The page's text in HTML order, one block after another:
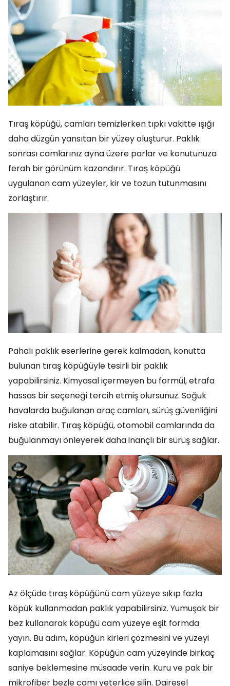
Tıraş köpüğü, camları temizlerken tıpkı vakitte ışığı
daha düzgün yansıtan bir yüzey oluşturur. Paklık
sonrası camlarınız ayna üzere parlar ve konutunuza
ferah bir görünüm kazandırır. Tıraş köpüğü
uygulanan cam yüzeyler, kir ve tozun tutunmasını
zorlaştırır.
Pahalı paklık eserlerine gerek kalmadan, konutta
bulunan tıraş köpüğüyle tesirli bir paklık
yapabilirsiniz. Kimyasal içermeyen bu formül, etrafa
hassas bir seçeneği tercih etmiş olursunuz. Soğuk
havalarda buğulanan araç camları, sürüş güvenliğini
riske atabilir. Tıraş köpüğü, otomobil camlarında da
buğulanmayı önleyerek daha inançlı bir sürüş sağlar.
Az ölçüde tıraş köpüğünü cam yüzeye sıkıp fazla
köpük kullanmadan paklık yapabilirsiniz. Yumuşak bir
bez kullanarak köpüğü cam yüzeye eşit formda
yayın. Bu adım, köpüğün kirleri çözmesini ve yüzeyi
kaplamasını sağlar. Köpüğün cam yüzeyinde birkaç
saniye beklemesine müsaade verin. Kuru ve pak bir
mikrofiber bezle camı yeterlice silin. Dairesel